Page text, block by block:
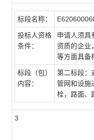
标段名称：
投标人资格
条件：
申请人须具
资质的企业
等方面具备
标段（包）
内容：
第二标段：
管网和设施
栓，路面、
3